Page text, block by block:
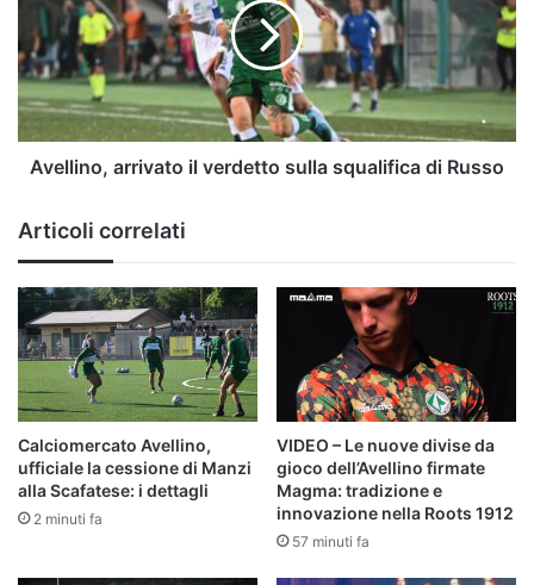
verdetto
sulla
squalifica
di
Russo
Avellino, arrivato il verdetto sulla squalifica di Russo
Articoli correlati
Calciomercato Avellino,
ufficiale la cessione di Manzi
alla Scafatese: i dettagli
2 minuti fa
VIDEO – Le nuove divise da
gioco dell’Avellino firmate
Magma: tradizione e
innovazione nella Roots 1912
57 minuti fa